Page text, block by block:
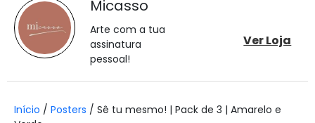
Micasso
Arte com a tua
assinatura
pessoal!
Ver Loja
Início / Posters / Sê tu mesmo! | Pack de 3 | Amarelo e